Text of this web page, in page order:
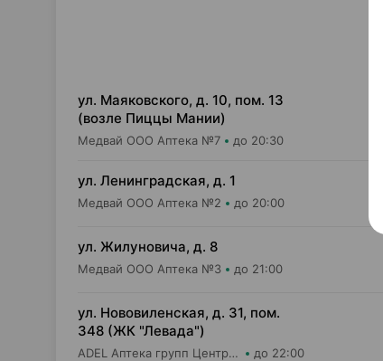
ул. Маяковского, д. 10, пом. 13
(возле Пиццы Мании)
Медвай ООО Аптека №7 до 20:30
ул. Ленинградская, д. 1
Медвай ООО Аптека №2 до 20:00
ул. Жилуновича, д. 8
Медвай ООО Аптека №3 до 21:00
ул. Нововиленская, д. 31, пом.
348 (ЖК "Левада")
ADEL Аптека групп Центр ООО Аптека №85 до 22:00